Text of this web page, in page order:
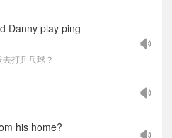
Danny play ping-
打乒乓球？
his home?